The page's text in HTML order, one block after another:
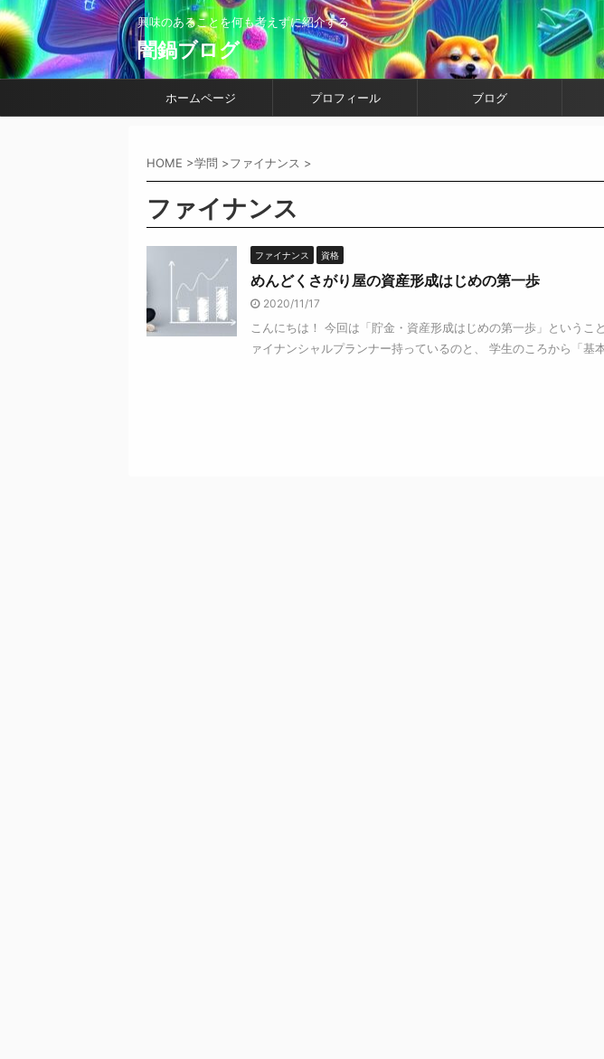
興味のあることを何も考えずに紹介する
闇鍋ブログ
ホームページ プロフィール ブログ
HOME >学問 >ファイナンス >
ファイナンス
ファイナンス 資格
めんどくさがり屋の資産形成はじめの第一歩
2020/11/17
こんにちは！ 今回は「貯金・資産形成はじめの第一歩」という
ァイナンシャルプランナー持っているのと、 学生のころから「基